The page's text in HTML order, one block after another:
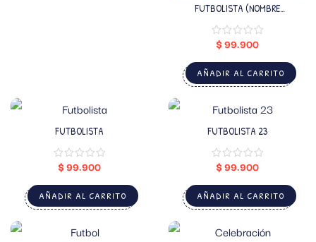
FUTBOLISTA (NOMBRE
$99.900
AÑADIR AL CARRITO
FUTBOLISTA
$99.900
AÑADIR AL CARRITO
FUTBOLISTA 23
$99.900
AÑADIR AL CARRITO